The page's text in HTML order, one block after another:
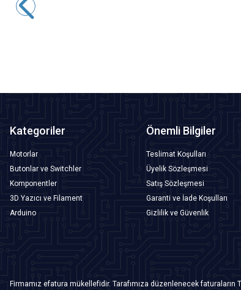
Kategoriler
Motorlar
Butonlar ve Switchler
Komponentler
3D Yazıcı ve Filament
Arduino
Önemli Bilgiler
Teslimat Koşulları
Üyelik Sözleşmesi
Satış Sözleşmesi
Garanti ve İade Koşulları
Gizlilik ve Güvenlik
Firmamız efatura mükellefidir. Tarafımıza düzenlenecek